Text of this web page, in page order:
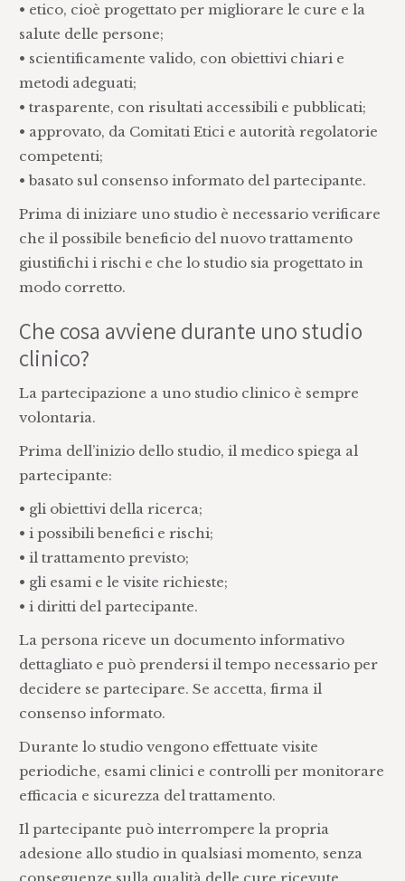
• etico, cioè progettato per migliorare le cure e la
salute delle persone;
• scientificamente valido, con obiettivi chiari e
metodi adeguati;
• trasparente, con risultati accessibili e pubblicati;
• approvato, da Comitati Etici e autorità regolatorie
competenti;
• basato sul consenso informato del partecipante.
Prima di iniziare uno studio è necessario verificare
che il possibile beneficio del nuovo trattamento
giustifichi i rischi e che lo studio sia progettato in
modo corretto.
Che cosa avviene durante uno studio
clinico?
La partecipazione a uno studio clinico è sempre
volontaria.
Prima dell’inizio dello studio, il medico spiega al
partecipante:
• gli obiettivi della ricerca;
• i possibili benefici e rischi;
• il trattamento previsto;
• gli esami e le visite richieste;
• i diritti del partecipante.
La persona riceve un documento informativo
dettagliato e può prendersi il tempo necessario per
decidere se partecipare. Se accetta, firma il
consenso informato.
Durante lo studio vengono effettuate visite
periodiche, esami clinici e controlli per monitorare
efficacia e sicurezza del trattamento.
Il partecipante può interrompere la propria
adesione allo studio in qualsiasi momento, senza